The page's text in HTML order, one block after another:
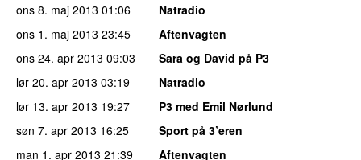
ons 8. maj 2013 01:06
Natradio
ons 1. maj 2013 23:45
Aftenvagten
ons 24. apr 2013 09:03
Sara og David på P3
lør 20. apr 2013 03:19
Natradio
lør 13. apr 2013 19:27
P3 med Emil Nørlund
søn 7. apr 2013 16:25
Sport på 3’eren
man 1. apr 2013 21:39
Aftenvagten